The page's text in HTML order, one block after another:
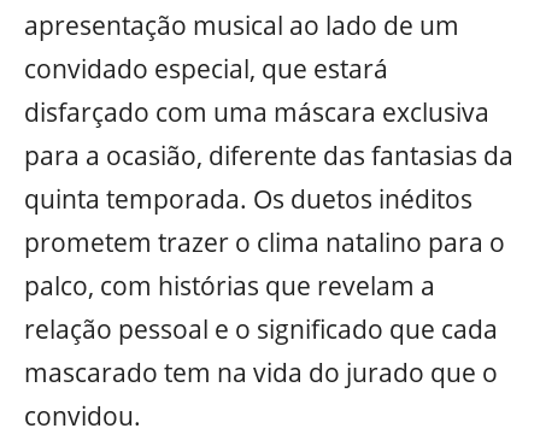
apresentação musical ao lado de um
convidado especial, que estará
disfarçado com uma máscara exclusiva
para a ocasião, diferente das fantasias da
quinta temporada. Os duetos inéditos
prometem trazer o clima natalino para o
palco, com histórias que revelam a
relação pessoal e o significado que cada
mascarado tem na vida do jurado que o
convidou.